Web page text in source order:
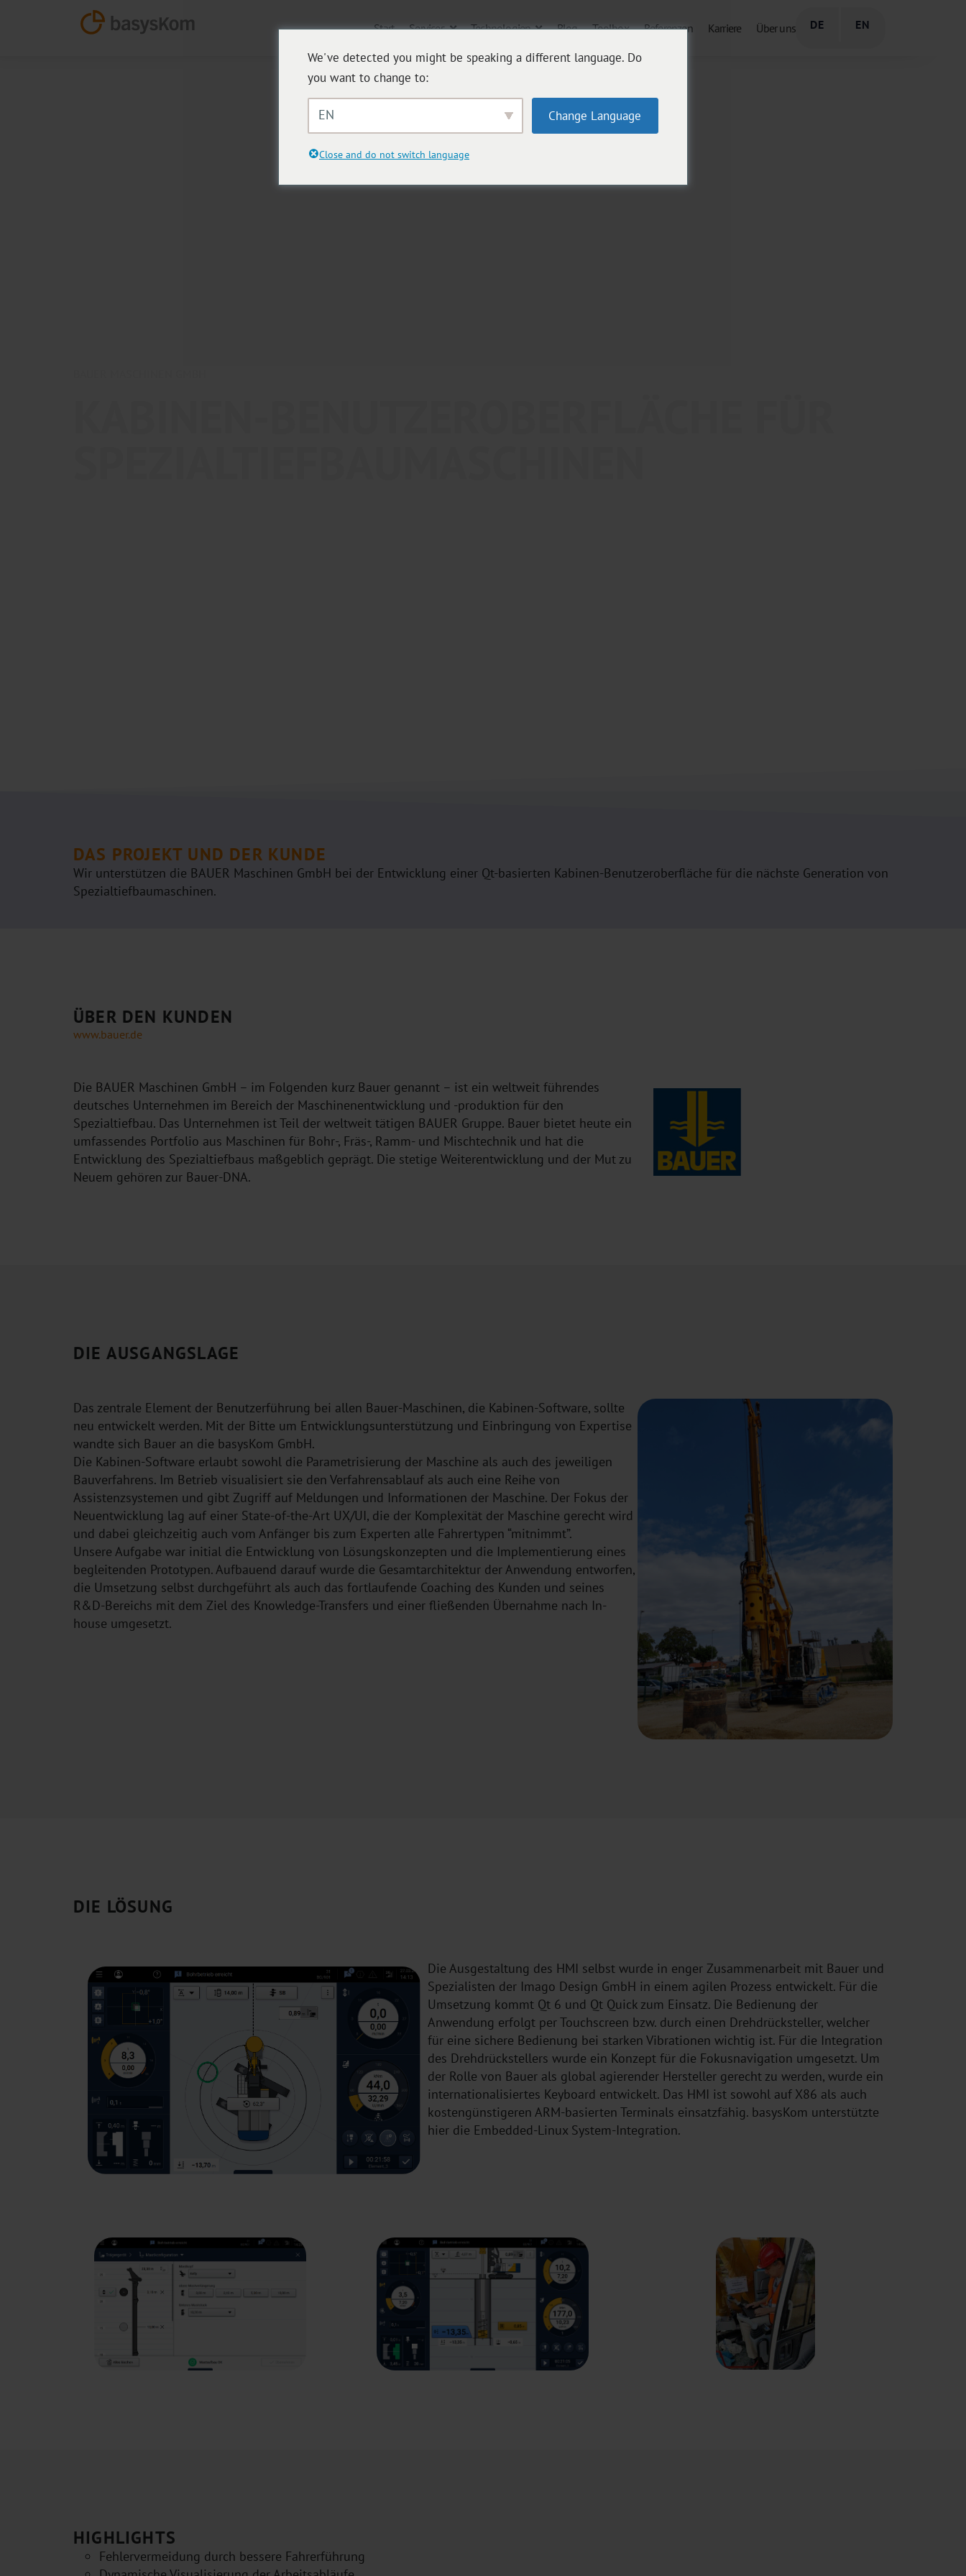
Start Services Technologien Blog Toolbox Referenzen Karriere Über uns DE EN
DAS PROJEKT UND DER KUNDE
Wir unterstützen die BAUER Maschinen GmbH bei der Entwicklung einer Qt-basierten Kabinen-Benutzeroberfläche für die nächste Generation von
Spezialtiefbaumaschinen.
ÜBER DEN KUNDEN
www.bauer.de
Die BAUER Maschinen GmbH – im Folgenden kurz Bauer genannt – ist ein weltweit führendes
deutsches Unternehmen im Bereich der Maschinenentwicklung und -produktion für den
Spezialtiefbau. Das Unternehmen ist Teil der weltweit tätigen BAUER Gruppe. Bauer bietet heute ein
umfassendes Portfolio aus Maschinen für Bohr-, Fräs-, Ramm- und Mischtechnik und hat die
Entwicklung des Spezialtiefbaus maßgeblich geprägt. Die stetige Weiterentwicklung und der Mut zu
Neuem gehören zur Bauer-DNA.
DIE AUSGANGSLAGE
Das zentrale Element der Benutzerführung bei allen Bauer-Maschinen, die Kabinen-Software, sollte
neu entwickelt werden. Mit der Bitte um Entwicklungsunterstützung und Einbringung von Expertise
wandte sich Bauer an die basysKom GmbH.
Die Kabinen-Software erlaubt sowohl die Parametrisierung der Maschine als auch des jeweiligen
Bauverfahrens. Im Betrieb visualisiert sie den Verfahrensablauf als auch eine Reihe von
Assistenzsystemen und gibt Zugriff auf Meldungen und Informationen der Maschine. Der Fokus der
Neuentwicklung lag auf einer State-of-the-Art UX/UI, die der Komplexität der Maschine gerecht wird
und dabei gleichzeitig auch vom Anfänger bis zum Experten alle Fahrertypen “mitnimmt”.
Unsere Aufgabe war initial die Entwicklung von Lösungskonzepten und die Implementierung eines
begleitenden Prototypen. Aufbauend darauf wurde die Gesamtarchitektur der Anwendung entworfen,
die Umsetzung selbst durchgeführt als auch das fortlaufende Coaching des Kunden und seines
R&D-Bereichs mit dem Ziel des Knowledge-Transfers und einer fließenden Übernahme nach In-
house umgesetzt.
DIE LÖSUNG
Die Ausgestaltung des HMI selbst wurde in enger Zusammenarbeit mit Bauer und
Spezialisten der Imago Design GmbH in einem agilen Prozess entwickelt. Für die
Umsetzung kommt Qt 6 und Qt Quick zum Einsatz. Die Bedienung der
Anwendung erfolgt per Touchscreen bzw. durch einen Drehdrücksteller, welcher
für eine sichere Bedienung bei starken Vibrationen wichtig ist. Für die Integration
des Drehdrückstellers wurde ein Konzept für die Fokusnavigation umgesetzt. Um
der Rolle von Bauer als global agierender Hersteller gerecht zu werden, wurde ein
internationalisiertes Keyboard entwickelt. Das HMI ist sowohl auf X86 als auch
kostengünstigeren ARM-basierten Terminals einsatzfähig. basysKom unterstützte
hier die Embedded-Linux System-Integration.
HIGHLIGHTS
Fehlervermeidung durch bessere Fahrerführung
We've detected you might be speaking a different language. Do
you want to change to:
EN Change Language
Close and do not switch language